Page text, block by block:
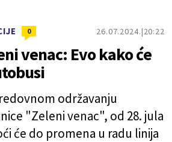
0 26.07.2024. 20:22
venac: Evo kako će
održavanju
"Zeleni venac", od 28. jula
će do promena u radu linija